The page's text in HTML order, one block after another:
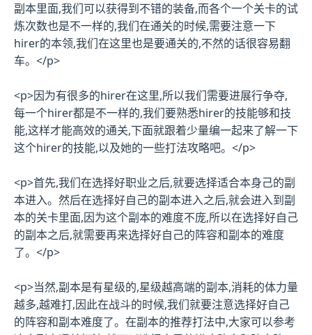
副本里面,我们可以获得到不错的装备,而各个一个关卡的试
炼次数也是不一样的,我们在通关的时候,需要注意一下
hirer的本领,我们在这里也是要通关的,不然的话很容易翻
车。</p>
<p>因为有很多的hirer在这里,所以我们需要进展行争夺,
每一个hirer都是不一样的,我们要熟悉hirer的技能够和技
能,这样才能高效的通关,下面就跟着少量编一起来了解一下
这个hirer的技能,以及她的一些打法攻略吧。</p>
<p>首先,我们在选择好职业之后,就要选择适合本身己的副
本进入。然后在选择好自己的副本进入之后,就会进入到副
本的关卡里面,因为这个副本的难度不庞,所以在选择好自己
的副本之后,就需要再来选择好自己的阵容和副本的难度
了。</p>
<p>当然,副本是有星级的,星级越高端的副本,消耗的体力量
越多,越难打,因此在战斗的时候,我们就要注意选择好自己
的阵容和副本难度了。在副本的推荐打法中,大家可以参考